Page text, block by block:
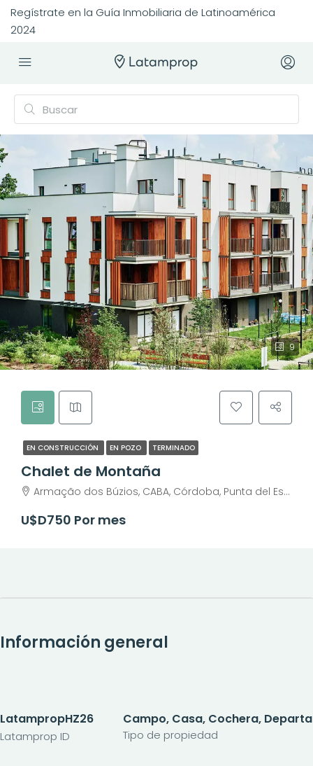
Regístrate en la Guía Inmobiliaria de Latinoamérica
2024
9
EN CONSTRUCCIÓN EN POZO TERMINADO
Chalet de Montaña
Armação dos Búzios, CABA, Córdoba, Punta del Este, Rosario, Santiago de Chile, Valparaíso, Villa Dolores, Viña del Mar
U$D750 Por mes
Información general
LatampropHZ26
Latamprop ID
Campo, Casa, Cochera,
Tipo de propiedad